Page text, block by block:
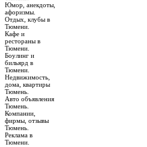
Юмор, анекдоты,
афоризмы.
Отдых, клубы в
Тюмени.
Кафе и
рестораны в
Тюмени.
Боулинг и
бильярд в
Тюмени.
Недвижимость,
дома, квартиры
Тюмень.
Авто объявления
Тюмень.
Компании,
фирмы, отзывы
Тюмень.
Реклама в
Тюмени.